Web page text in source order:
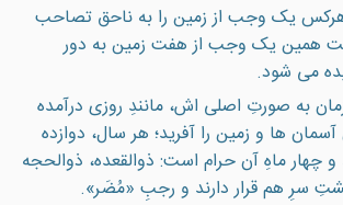
هرکس يک وجب از زمين را به ناحق تصاحب
همين يک وجب از هفت زمين به دور
می شود.
به صورتِ اصلی اش، مانندِ روزی درآمده
آسمان ها و زمين را آفريد؛ هر سال، دوازده
چهار ماهِ آن حرام است: ذوالقعده، ذوالحجه
سرِ هم قرار دارند و رجبِ «مُضَر».